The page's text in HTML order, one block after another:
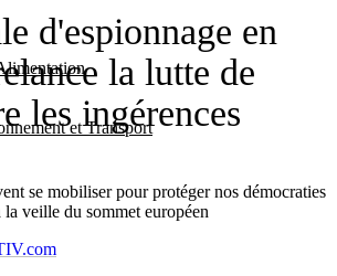
et Transport
d'espionnage en
la lutte de
les ingérences
se mobiliser pour protéger nos démocraties
veille du sommet européen